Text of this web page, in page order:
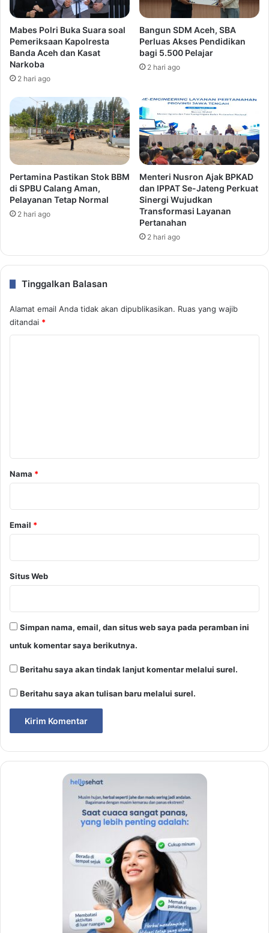
Mabes Polri Buka Suara soal
Pemeriksaan Kapolresta
Banda Aceh dan Kasat
Narkoba
2 hari ago
Bangun SDM Aceh, SBA
Perluas Akses Pendidikan
bagi 5.500 Pelajar
2 hari ago
Pertamina Pastikan Stok BBM
di SPBU Calang Aman,
Pelayanan Tetap Normal
2 hari ago
Menteri Nusron Ajak BPKAD
dan IPPAT Se-Jateng Perkuat
Sinergi Wujudkan
Transformasi Layanan
Pertanahan
2 hari ago
Tinggalkan Balasan
Alamat email Anda tidak akan dipublikasikan. Ruas yang wajib
ditandai *
r
Nama *
Email *
Situs Web
Simpan nama, email, dan situs web saya pada peramban ini
untuk komentar saya berikutnya.
Beritahu saya akan tindak lanjut komentar melalui surel.
Beritahu saya akan tulisan baru melalui surel.